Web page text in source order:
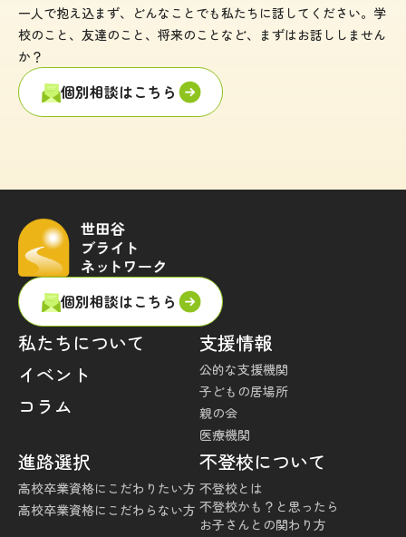
一人で抱え込まず、どんなことでも私たちに話してください。 学
校のこと、友達のこと、将来のことなど、まずはお話ししません
か？
個別相談はこちら
個別相談はこちら
私たちについて
イベント
コラム
支援情報
公的な支援機関
子どもの居場所
親の会
医療機関
進路選択
高校卒業資格にこだわりたい方
高校卒業資格にこだわらない方
不登校について
不登校とは
不登校かも？と思ったら
お子さんとの関わり方